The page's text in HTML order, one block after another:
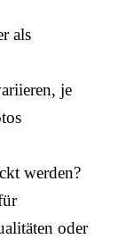
als
je
werden?
oder